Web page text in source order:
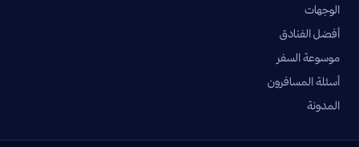
الوجهات
أفضل الفنادق
موسوعة السفر
أسئلة المسافرون
المدونة